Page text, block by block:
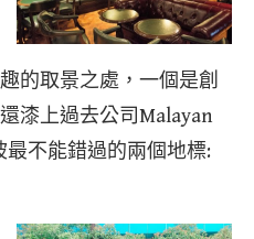
的取景之處，一個是創
漆上過去公司Malayan
不能錯過的兩個地標: